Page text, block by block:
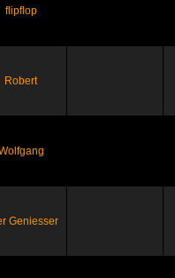
flipflop
Robert
Geniesser